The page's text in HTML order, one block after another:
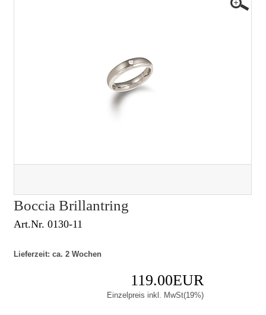
Boccia Brillantring
Art.Nr. 0130-11
Lieferzeit: ca. 2 Wochen
119.00EUR
Einzelpreis inkl. MwSt(19%)